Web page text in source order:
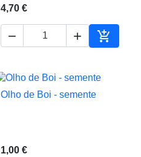
4,70 €
  
 Vista rápida
Olho de Boi - semente
1,00 €